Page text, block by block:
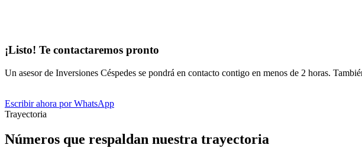
¡Listo! Te contactaremos pronto
Un asesor de Inversiones Céspedes se pondrá en contacto contigo en menos de 2 horas.
Escribir ahora por WhatsApp
Trayectoria
Números que respaldan nuestra trayectoria